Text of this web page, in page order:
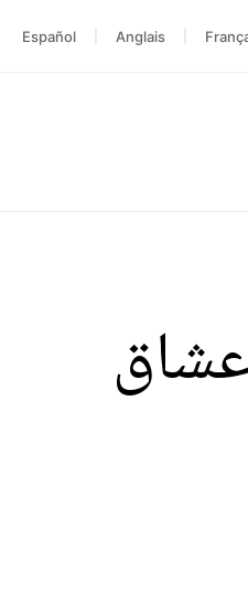
Anglais
Español